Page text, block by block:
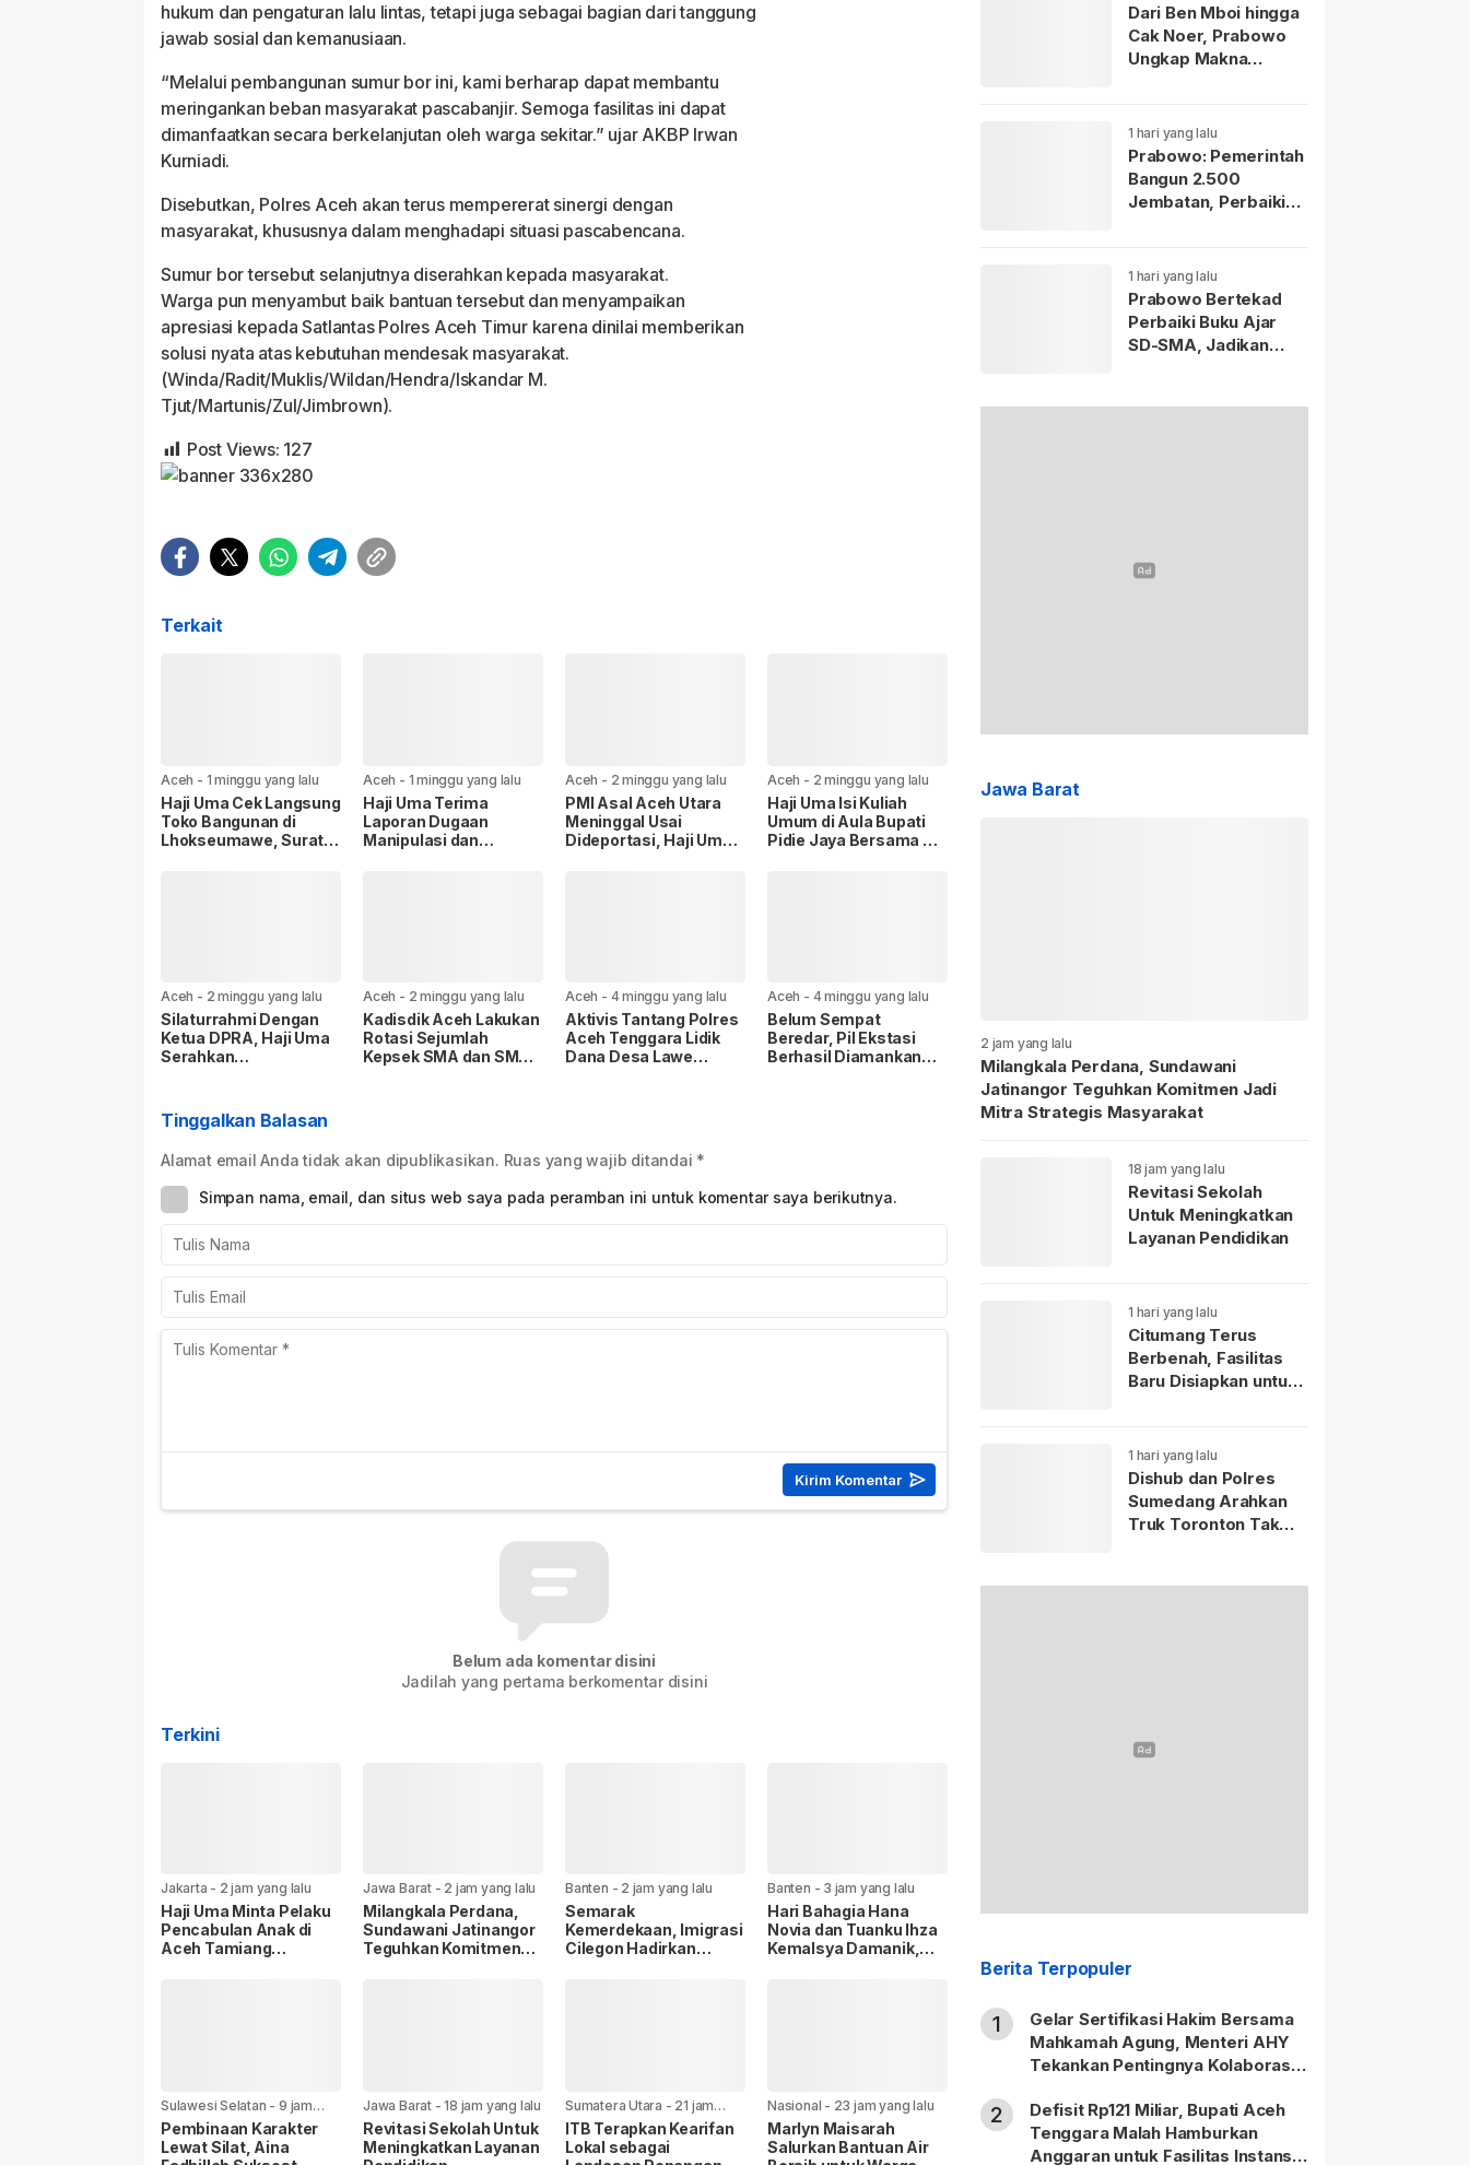
hukum dan pengaturan lalu lintas, tetapi juga sebagai bagian dari tanggung
jawab sosial dan kemanusiaan.
“Melalui pembangunan sumur bor ini, kami berharap dapat membantu
meringankan beban masyarakat pascabanjir. Semoga fasilitas ini dapat
dimanfaatkan secara berkelanjutan oleh warga sekitar.” ujar AKBP Irwan
Kurniadi.
Disebutkan, Polres Aceh akan terus mempererat sinergi dengan
masyarakat, khususnya dalam menghadapi situasi pascabencana.
Sumur bor tersebut selanjutnya diserahkan kepada masyarakat.
Warga pun menyambut baik bantuan tersebut dan menyampaikan
apresiasi kepada Satlantas Polres Aceh Timur karena dinilai memberikan
solusi nyata atas kebutuhan mendesak masyarakat.
(Winda/Radit/Muklis/Wildan/Hendra/Iskandar M.
Tjut/Martunis/Zul/Jimbrown).
Post Views: 127
Terkait
Aceh - 1 minggu yang lalu
Haji Uma Cek Langsung
Toko Bangunan di
Lhokseumawe, Surati
Aceh - 1 minggu yang lalu
Haji Uma Terima
Laporan Dugaan
Manipulasi dan
Aceh - 2 minggu yang lalu
PMI Asal Aceh Utara
Meninggal Usai
Dideportasi, Haji Uma
Aceh - 2 minggu yang lalu
Haji Uma Isi Kuliah
Umum di Aula Bupati
Pidie Jaya Bersama PII
Aceh - 2 minggu yang lalu
Silaturrahmi Dengan
Ketua DPRA, Haji Uma
Serahkan
Ruang Digital di Aceh
Aceh - 2 minggu yang lalu
Kadisdik Aceh Lakukan
Rotasi Sejumlah
Kepsek SMA dan SMK
Aceh - 4 minggu yang lalu
Aktivis Tantang Polres
Aceh Tenggara Lidik
Dana Desa Lawe
Aceh - 4 minggu yang lalu
Belum Sempat
Beredar, Pil Ekstasi
Berhasil Diamankan
Tinggalkan Balasan
Alamat email Anda tidak akan dipublikasikan. Ruas yang wajib ditandai *
Simpan nama, email, dan situs web saya pada peramban ini untuk komentar saya berikutnya.
Belum ada komentar disini
Jadilah yang pertama berkomentar disini
Terkini
Jakarta - 2 jam yang lalu
Haji Uma Minta Pelaku
Pencabulan Anak di
Aceh Tamiang
Jawa Barat - 2 jam yang lalu
Milangkala Perdana,
Sundawani Jatinangor
Teguhkan Komitmen
Banten - 2 jam yang lalu
Semarak
Kemerdekaan, Imigrasi
Cilegon Hadirkan
Banten - 3 jam yang lalu
Hari Bahagia Hana
Novia dan Tuanku Ihza
Kemalsya Damanik,
Sulawesi Selatan - 9 jam
yang lalu
Pembinaan Karakter
Lewat Silat, Aina
Jawa Barat -18 jam yang lalu
Revitasi Sekolah Untuk
Meningkatkan Layanan
Sumatera Utara - 21 jam
yang lalu
ITB Terapkan Kearifan
Lokal sebagai
Nasional - 23 jam yang lalu
Marlyn Maisarah
Salurkan Bantuan Air
Dari Ben Mboi hingga
Cak Noer, Prabowo
Ungkap Makna
Gunakan Akal Sehat.
1 hari yang lalu
Prabowo: Pemerintah
Bangun 2.500
Jembatan, Perbaiki
1 hari yang lalu
Prabowo Bertekad
Perbaiki Buku Ajar
SD-SMA, Jadikan
Jawa Barat
2 jam yang lalu
Milangkala Perdana, Sundawani
Jatinangor Teguhkan Komitmen Jadi
Mitra Strategis Masyarakat
18 jam yang lalu
Revitasi Sekolah
Untuk Meningkatkan
Layanan Pendidikan
1 hari yang lalu
Citumang Terus
Berbenah, Fasilitas
Baru Disiapkan untuk
1 hari yang lalu
Dishub dan Polres
Sumedang Arahkan
Truk Toronton Tak
Berita Terpopuler
1
Gelar Sertifikasi Hakim Bersama
Mahkamah Agung, Menteri AHY
Tekankan Pentingnya Kolaborasi
Masyarakat
2
Defisit Rp121 Miliar, Bupati Aceh
Tenggara Malah Hamburkan
Anggaran untuk Fasilitas Instansi